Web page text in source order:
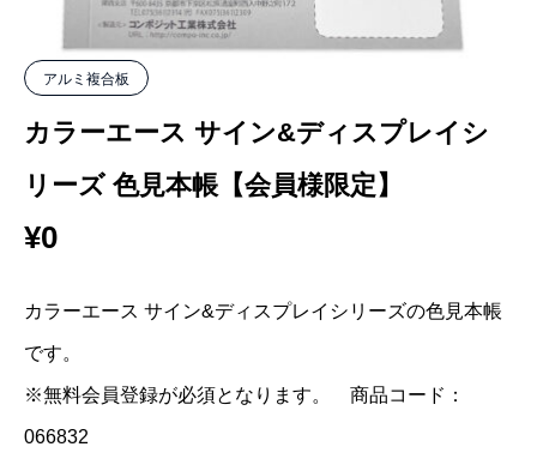
アルミ複合板
カラーエース サイン&ディスプレイシ
リーズ 色見本帳【会員様限定】
¥0
カラーエース サイン&ディスプレイシリーズの色見本帳
です。
※無料会員登録が必須となります。 商品コード：
066832